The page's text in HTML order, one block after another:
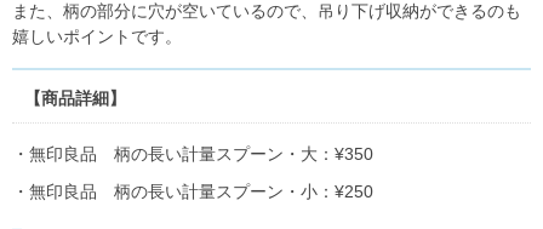
また、柄の部分に穴が空いているので、吊り下げ収納ができるのも
嬉しいポイントです。
【商品詳細】
・無印良品 柄の長い計量スプーン・大：¥350
・無印良品 柄の長い計量スプーン・小：¥250